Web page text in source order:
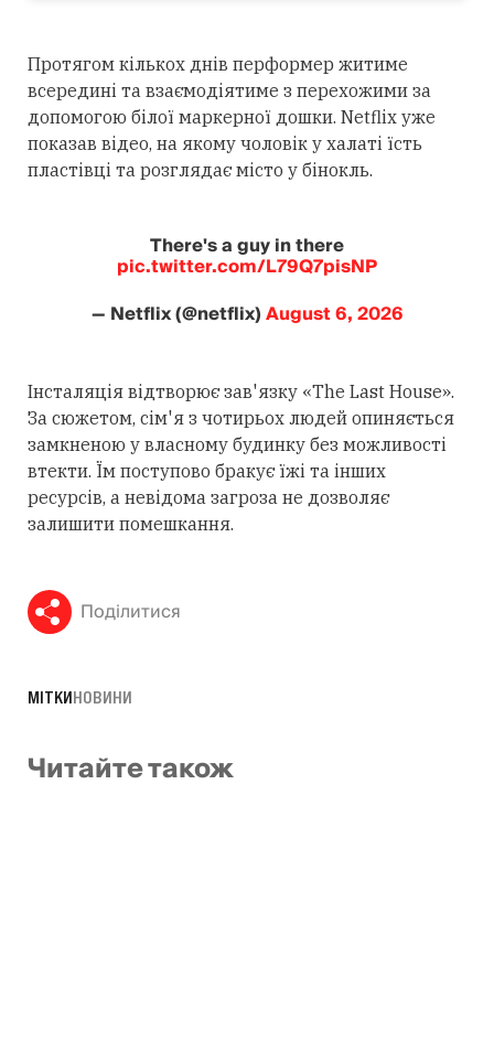
Протягом кількох днів перформер житиме
всередині та взаємодіятиме з перехожими за
допомогою білої маркерної дошки. Netflix уже
показав відео, на якому чоловік у халаті їсть
пластівці та розглядає місто у бінокль.
There's a guy in there
pic.twitter.com/L79Q7pisNP
— Netflix (@netflix)August 6, 2026
Інсталяція відтворює зав'язку «The Last House».
За сюжетом, сім'я з чотирьох людей опиняється
замкненою у власному будинку без можливості
втекти. Їм поступово бракує їжі та інших
ресурсів, а невідома загроза не дозволяє
залишити помешкання.
Поділитися
МІТКИНОВИНИ
Читайте також